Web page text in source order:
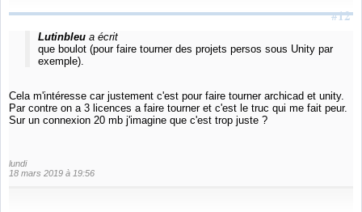
#12
Lutinbleua écrit
que boulot (pour faire tourner des projets persos sous Unity par
exemple).
Cela m'intéresse car justement c'est pour faire tourner archicad et unity.
Par contre on a 3 licences a faire tourner et c'est le truc qui me fait peur.
Sur un connexion 20 mb j'imagine que c'est trop juste ?
lundi
18 mars 2019 à 19:56